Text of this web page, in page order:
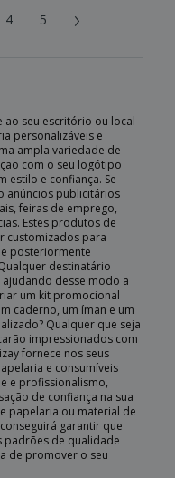
4 5 ›
ao seu escritório ou local
personalizáveis e
ampla variedade de
com o seu logótipo
estilo e confiança. Se
anúncios publicitários
feiras de emprego,
Estes produtos de
customizados para
posteriormente
destinatário
desse modo a
um kit promocional
caderno, um íman e um
Qualquer que seja
impressionados com
fornece nos seus
e consumíveis
e profissionalismo,
de confiança na sua
papelaria ou material de
garantir que
padrões de qualidade
de promover o seu